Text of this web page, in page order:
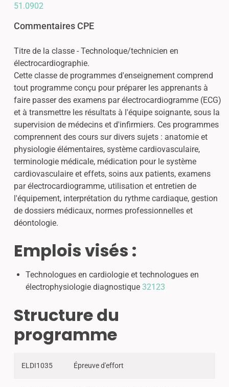
51.0902
Commentaires CPE
Titre de la classe - Technoloque/technicien en
électrocardiographie.
Cette classe de programmes d'enseignement comprend
tout programme conçu pour préparer les apprenants à
faire passer des examens par électrocardiogramme (ECG)
et à transmettre les résultats à l'équipe soignante, sous la
supervision de médecins et d'infirmiers. Ces programmes
comprennent des cours sur divers sujets : anatomie et
physiologie élémentaires, système cardiovasculaire,
terminologie médicale, médication pour le système
cardiovasculaire et effets, soins aux patients, examens
par électrocardiogramme, utilisation et entretien de
l'équipement, interprétation du rythme cardiaque, gestion
de dossiers médicaux, normes professionnelles et
déontologie.
Emplois visés :
Technologues en cardiologie et technologues en
électrophysiologie diagnostique 32123
Structure du
programme
ELDI1035 Épreuve d'effort